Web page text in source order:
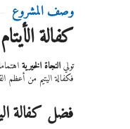
وصف المشروع
كفالة
توليالنجاة الخيرية
فكفالة اليتيم من أعظم
فضل كفالة